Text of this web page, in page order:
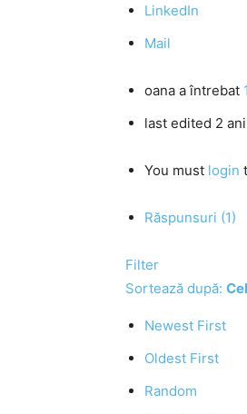
LinkedIn
Mail
oana a întrebat
last edited 2
You must login
Răspunsuri (1)
Filter
Sortează după:
Newest First
Oldest First
Random